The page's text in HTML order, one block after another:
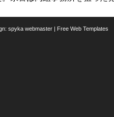
spyka webmaster| Free Web Templates